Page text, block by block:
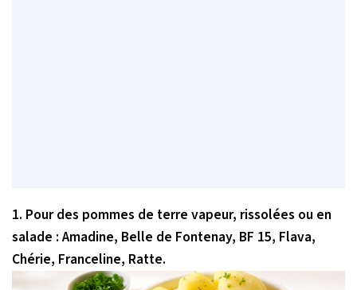
1. Pour des pommes de terre vapeur, rissolées ou en
salade : Amadine, Belle de Fontenay, BF 15, Flava,
Chérie, Franceline, Ratte.